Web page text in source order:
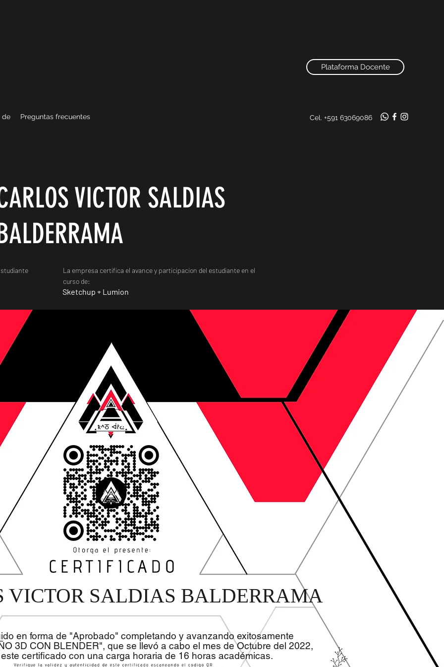
Plataforma Docente
de Preguntas frecuentes Cel. +591 63069086
VICTOR SALDIAS
La empresa certifica el avance y participacion del estudiante en el
curso de:
Sketchup + Lumion
VICTOR SALDIAS BALDERRAMA
en forma de "Aprobado" completando y avanzando exitosamente
3D CON BLENDER", que se llevó a cabo el mes de Octubre del 2022,
certificado con una carga horaria de 16 horas académicas.